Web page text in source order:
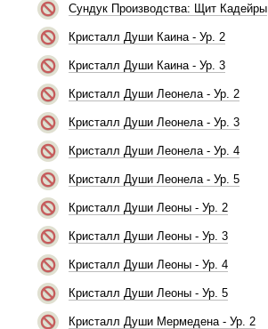
Сундук Производства: Щит Кадейры
Кристалл Души Каина - Ур. 2
Кристалл Души Каина - Ур. 3
Кристалл Души Леонела - Ур. 2
Кристалл Души Леонела - Ур. 3
Кристалл Души Леонела - Ур. 4
Кристалл Души Леонела - Ур. 5
Кристалл Души Леоны - Ур. 2
Кристалл Души Леоны - Ур. 3
Кристалл Души Леоны - Ур. 4
Кристалл Души Леоны - Ур. 5
Кристалл Души Мермедена - Ур. 2